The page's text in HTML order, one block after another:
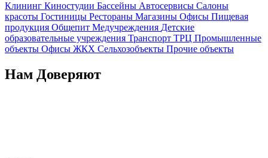
Клининг Киностудии Бассейны Автосервисы Салоны
красоты Гостиницы Рестораны Магазины Офисы Пищевая
продукция Общепит Медучреждения Детские
образовательные учреждения Транспорт ТРЦ Промышленные
объекты Офисы ЖКХ Сельхозобъекты Прочие объекты
Нам Доверяют